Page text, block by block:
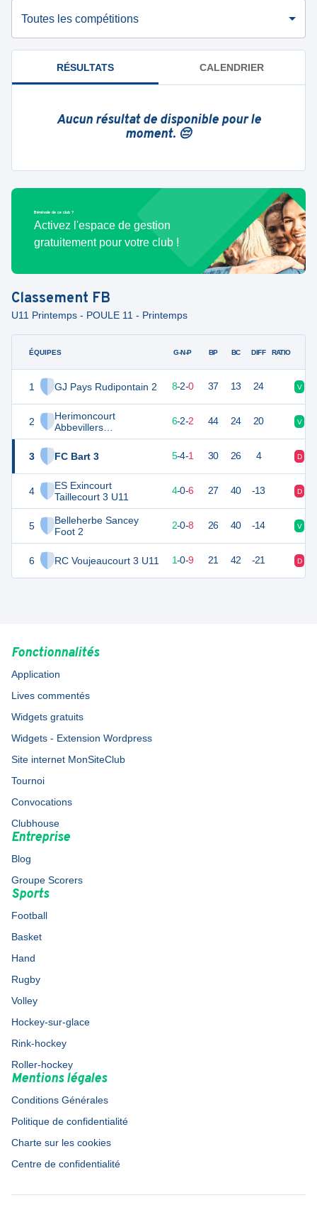
Toutes les compétitions
RÉSULTATS CALENDRIER
Aucun résultat de disponible pour le
moment. 😔
Bénévole de ce club ?
Activez l'espace de gestion
gratuitement pour votre club !
Classement FB
U11 Printemps - POULE 11 - Printemps
ÉQUIPES
1 GJ Pays Rudipontain 2
2
Herimoncourt
Abbevillers
Vandoncourt FC U11
3
FC Bart 3
4
ES Exincourt
Taillecourt 3 U11
5
Belleherbe Sancey
Foot 2
6 RC Voujeaucourt 3 U11
G-N-P BP BC DIFF RATIO
26 10 8-2-0 37 13 24 V
6-2-2 44 24 20 V
5-4-1 30 26 4 D
12 4-0-6 27 40 -13 D
6 2-0-8 26 40 -14 V
3 10 1-0-9 21 42 -21 D
Fonctionnalités
Application
Lives commentés
Widgets gratuits
Widgets - Extension Wordpress
Site internet MonSiteClub
Tournoi
Convocations
Clubhouse
Entreprise
Blog
Groupe Scorers
Sports
Football
Basket
Hand
Rugby
Volley
Hockey-sur-glace
Rink-hockey
Roller-hockey
Mentions légales
Conditions Générales
Politique de confidentialité
Charte sur les cookies
Centre de confidentialité